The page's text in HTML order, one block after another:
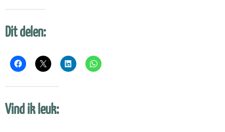
Dit delen:
Vind ik leuk: